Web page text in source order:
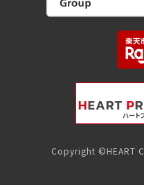
Copyright ©HEART